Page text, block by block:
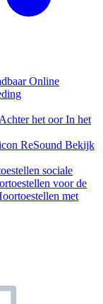
Online
Achter het oorIn het
ReSound Bekijk
sociale
voor de
met